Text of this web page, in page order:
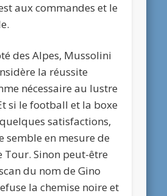
aux commandes et le
des Alpes, Mussolini
la réussite
nécessaire au lustre
si le football et la boxe
satisfactions,
semble en mesure de
Tour. Sinon peut-être
du nom de Gino
la chemise noire et